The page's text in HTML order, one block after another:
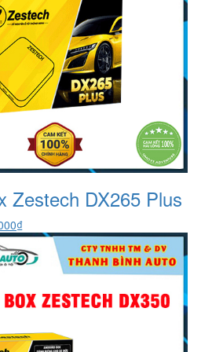
Zestech DX265 Plus
₫Giá
hiện
tại